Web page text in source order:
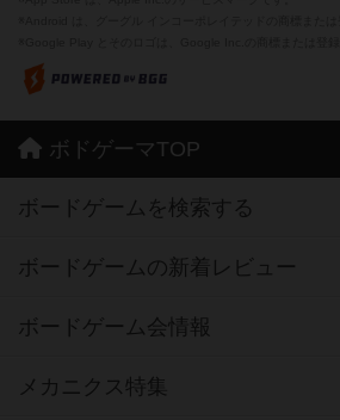
ボドゲーマTOP
ボードゲームを検索する
ボードゲームの新着レビュー
ボードゲーム会情報
メカニクス特集